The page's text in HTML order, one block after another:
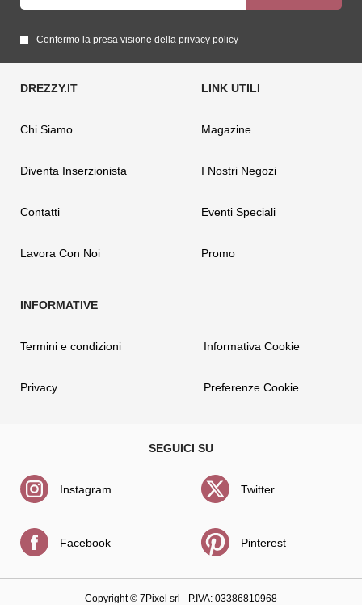
Confermo la presa visione della privacy policy
Chi Siamo
Diventa Inserzionista
Contatti
Lavora Con Noi
Magazine
I Nostri Negozi
Eventi Speciali
Promo
Termini e condizioni
Privacy
Informativa Cookie
Preferenze Cookie
Instagram
Facebook
Twitter
Pinterest
Copyright © 7Pixel srl - P.IVA: 03386810968